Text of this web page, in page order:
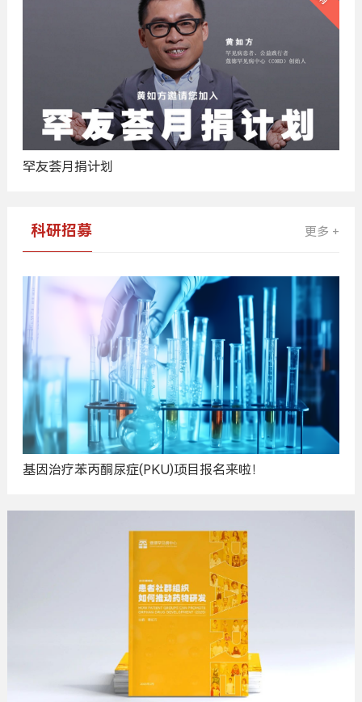
罕友荟月捐计划
科研招募 更多 +
基因治疗苯丙酮尿症(PKU)项目报名来啦！